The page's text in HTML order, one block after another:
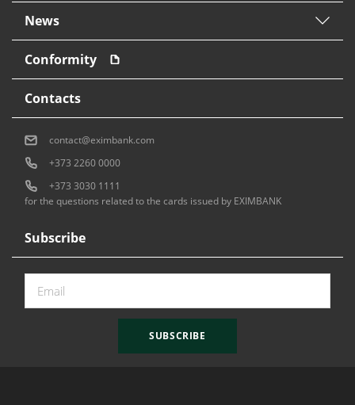
News
Conformity
Subscribe
SUBSCRIBE
Contacts
contact@eximbank.com
+373 2260 0000
+373 3030 1111
for the questions related to the cards issued by EXIMBANK